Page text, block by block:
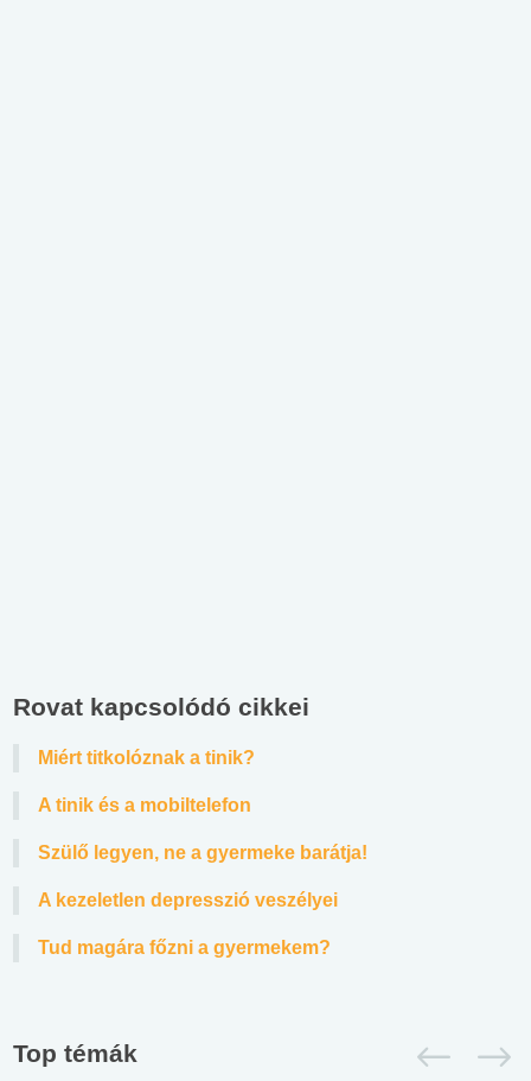
Rovat kapcsolódó cikkei
Miért titkolóznak a tinik?
A tinik és a mobiltelefon
Szülő legyen, ne a gyermeke barátja!
A kezeletlen depresszió veszélyei
Tud magára főzni a gyermekem?
Top témák